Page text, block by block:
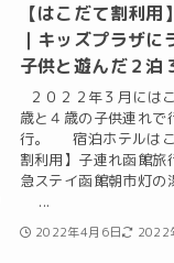
【はこだて割利
｜キッズプラザ
子供と遊んだ２泊
２０２２年３月には
歳と４歳の子供連れで
行。 宿泊ホテルは
割利用】子連れ函館
急ステイ函館朝市灯の
...
2022年4月6日 2022